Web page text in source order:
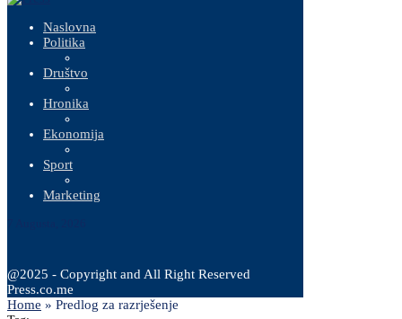
Naslovna
Politika
Društvo
Hronika
Ekonomija
Sport
Marketing
@2025 - Copyright and All Right Reserved
Press.co.me
Home » Predlog za razrješenje